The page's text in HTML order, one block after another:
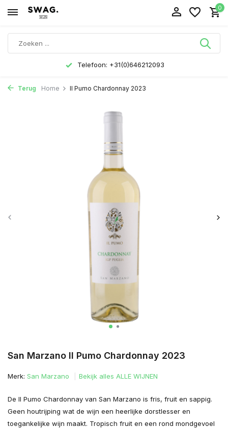
0
Telefoon: +31(0)646212093
Terug Home Il Pumo Chardonnay 2023
San Marzano Il Pumo Chardonnay 2023
Merk: San Marzano Bekijk alles ALLE WIJNEN
De Il Pumo Chardonnay van San Marzano is fris, fruit en sappig.
Geen houtrijping wat de wijn een heerlijke dorstlesser en
toegankelijke wijn maakt. Tropisch fruit en een rond mondgevoel